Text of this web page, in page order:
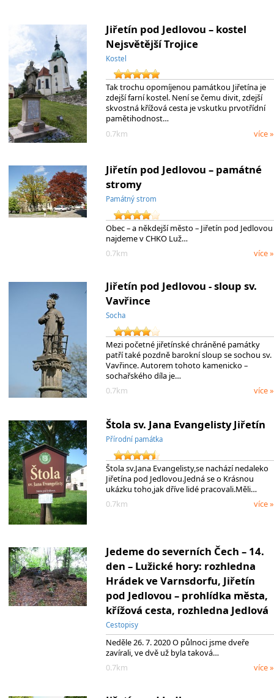
Jiřetín pod Jedlovou – kostel
Nejsvětější Trojice
Kostel
Tak trochu opomíjenou památkou Jiřetína je
zdejší farní kostel. Není se čemu divit, zdejší
skvostná křížová cesta je vskutku prvotřídní
pamětihodnost…
0.7km
více »
Jiřetín pod Jedlovou – památné
stromy
Památný strom
Obec – a někdejší město – Jiřetín pod Jedlovou
najdeme v CHKO Luž…
0.7km
více »
Jiřetín pod Jedlovou - sloup sv.
Vavřince
Socha
Mezi početné jiřetínské chráněné památky
patří také pozdně barokní sloup se sochou sv.
Vavřince. Autorem tohoto kamenicko –
sochařského díla je…
0.7km
více »
Štola sv. Jana Evangelisty Jiřetín
Přírodní památka
Štola sv.Jana Evangelisty,se nachází nedaleko
Jiřetína pod Jedlovou.Jedná se o Krásnou
ukázku toho,jak dříve lidé pracovali.Měli…
0.7km
více »
Jedeme do severních Čech – 14.
den – Lužické hory: rozhledna
Hrádek ve Varnsdorfu, Jiřetín
pod Jedlovou – prohlídka města,
křížová cesta, rozhledna Jedlová
Cestopisy
Neděle 26. 7. 2020 O půlnoci jsme dveře
zavírali, ve dvě už byla taková…
0.7km
více »